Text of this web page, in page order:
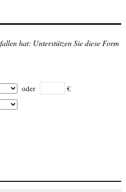
hat: Unterstützen Sie diese Form
oder €